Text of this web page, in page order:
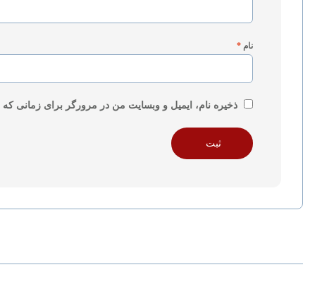
نام *
ذخیره نام، ایمیل و وبسایت من در مرورگر برای زمانی